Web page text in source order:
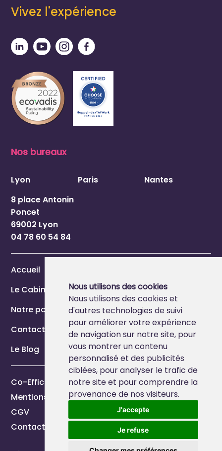
Nous utilisons des cookies
Nous utilisons des cookies et
d'autres technologies de suivi
pour améliorer votre expérience
de navigation sur notre site, pour
vous montrer un contenu
personnalisé et des publicités
ciblées, pour analyser le trafic de
notre site et pour comprendre la
provenance de nos visiteurs.
J'accepte
Je refuse
Vivez l'expérience
Nos bureaux
Lyon
8 place Antonin
Poncet
69002 Lyon
04 78 60 54 84
Paris Nantes
Accueil
Le Cabinet
Notre page Marque Employeur
Contact
Le Blog
Co-Efficience 2026
Mentions légales
CGV
Contactez-nous